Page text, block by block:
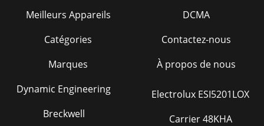
Meilleurs Appareils
Catégories
Marques
DCMA
Contactez-nous
À propos de nous
Dynamic Engineering
Breckwell
Electrolux ESI5201LOX
Carrier 48KHA